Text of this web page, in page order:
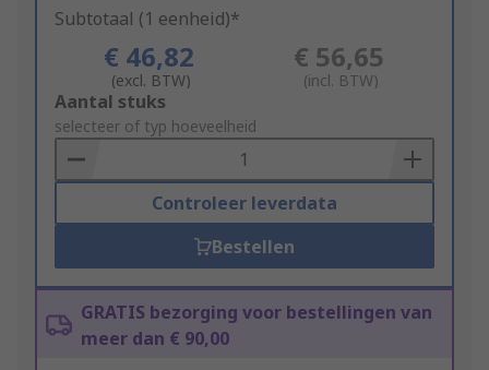
Subtotaal (1 eenheid)*
€ 46,82
(excl. BTW)
€ 56,65
(incl. BTW)
Add
to
Basket
Aantal stuks
selecteer of typ hoeveelheid
Controleer leverdata
Bestellen
GRATIS bezorging voor bestellingen van
meer dan € 90,00